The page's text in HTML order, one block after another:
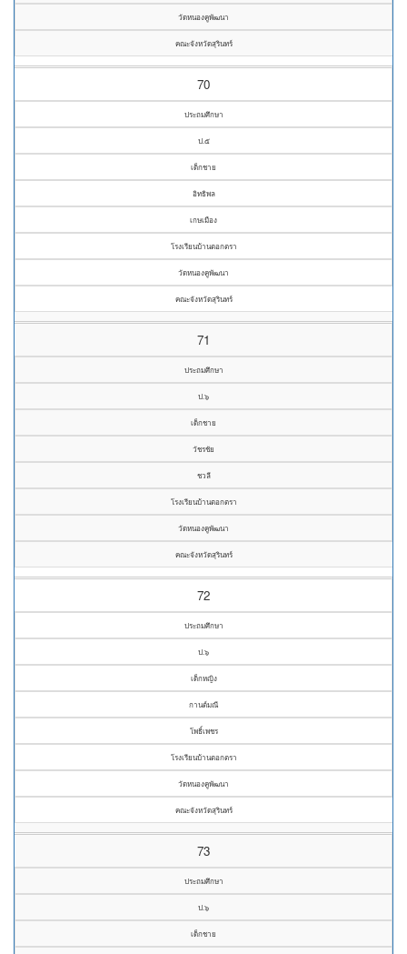
วัดหนองคูพัฒนา
คณะจังหวัดสุรินทร์
70
ประถมศึกษา
ป.๕
เด็กชาย
อิทธิพล
เกษเมือง
โรงเรียนบ้านตอกตรา
วัดหนองคูพัฒนา
คณะจังหวัดสุรินทร์
71
ประถมศึกษา
ป.๖
เด็กชาย
วัชรชัย
ชวลี
โรงเรียนบ้านตอกตรา
วัดหนองคูพัฒนา
คณะจังหวัดสุรินทร์
72
ประถมศึกษา
ป.๖
เด็กหญิง
กานต์มณี
โพธิ์เพชร
โรงเรียนบ้านตอกตรา
วัดหนองคูพัฒนา
คณะจังหวัดสุรินทร์
73
ประถมศึกษา
ป.๖
เด็กชาย